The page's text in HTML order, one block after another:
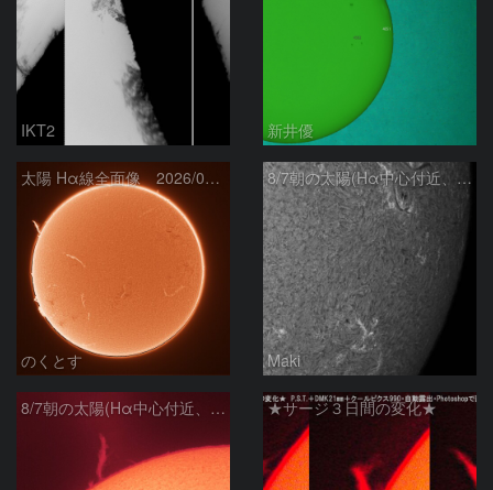
IKT2 新井優
太陽 Hα線全面像 2026/08/07
のくとす
8/7朝の太陽(Hα中心付近、4498、4502付近)
Maki
8/7朝の太陽(Hα中心付近、プロミネンス) ★サージ３日間の変化★